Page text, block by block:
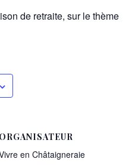
de retraite, sur le thème
ORGANISATEUR
en Châtaigneraie